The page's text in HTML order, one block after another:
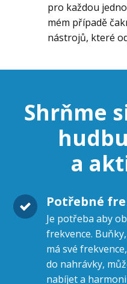
pro každou
mém případě
nástrojů, které
Shrňme
a
Potřebné
Je potřeba aby
frekvence.
má své
do nahrávky,
nabíjet a